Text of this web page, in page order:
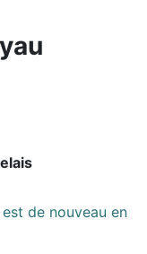
de nouveau en